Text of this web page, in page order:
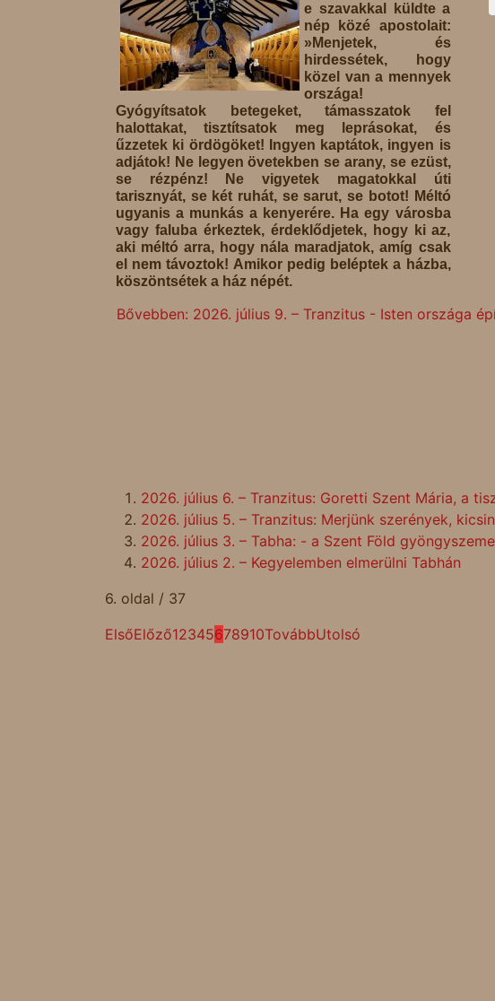
e szavakkal küldte a
nép közé apostolait:
»Menjetek, és
hirdessétek, hogy
közel van a mennyek
országa!
Gyógyítsatok betegeket, támasszatok fel
halottakat, tisztítsatok meg leprásokat, és
űzzetek ki ördögöket! Ingyen kaptátok, ingyen is
adjátok! Ne legyen övetekben se arany, se ezüst,
se rézpénz! Ne vigyetek magatokkal úti
tarisznyát, se két ruhát, se sarut, se botot! Méltó
ugyanis a munkás a kenyerére. Ha egy városba
vagy faluba érkeztek, érdeklődjetek, hogy ki az,
aki méltó arra, hogy nála maradjatok, amíg csak
el nem távoztok! Amikor pedig beléptek a házba,
köszöntsétek a ház népét.
Bővebben: 2026. július 9. – Tranzitus - Isten országa
2026. július 6. – Tranzitus: Goretti Szent Mária, a
2026. július 5. – Tranzitus: Merjünk szerények,
2026. július 3. – Tabha: - a Szent Föld
2026. július 2. – Kegyelemben elmerülni Tabhán
6. oldal / 37
ElsőElőző12345678910TovábbUtolsó